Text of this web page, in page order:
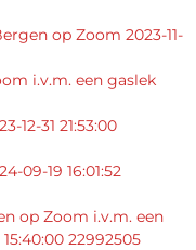
op Zoom 2023-11-
i.v.m. een gaslek
12-31 21:53:00
09-19 16:01:52
op Zoom i.v.m. een
22992505